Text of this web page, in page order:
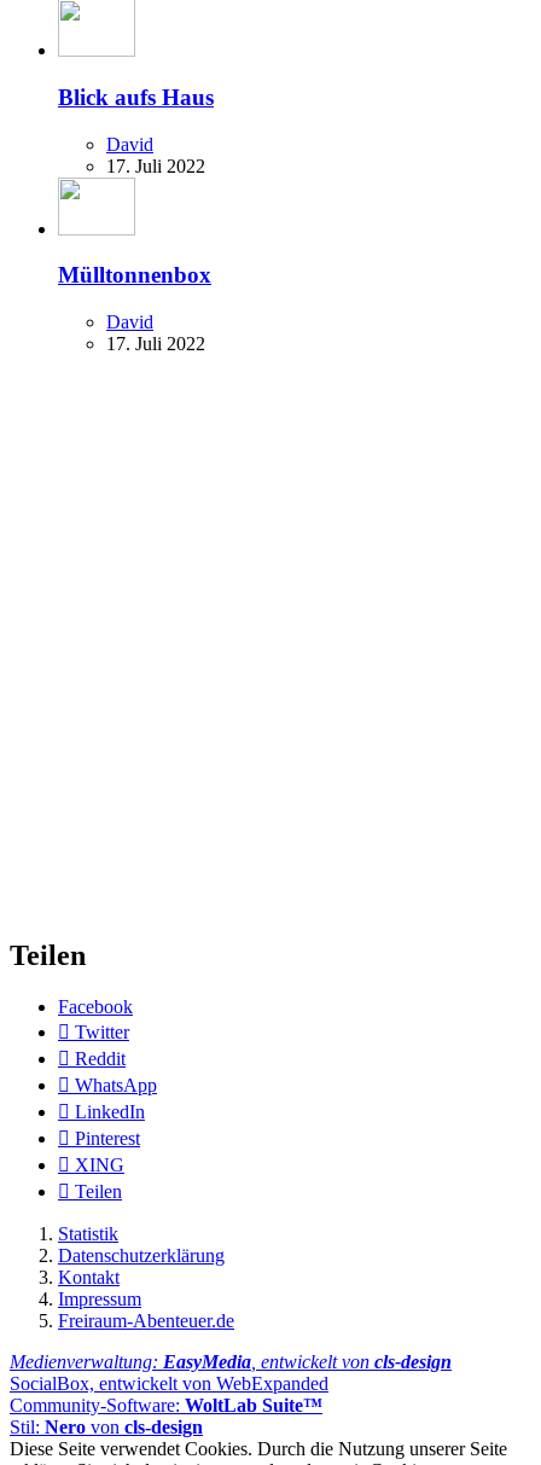
Blick aufs Haus
David
17. Juli 2022
Mülltonnenbox
David
17. Juli 2022
Teilen
Facebook
Twitter
Reddit
WhatsApp
LinkedIn
Pinterest
XING
Teilen
Statistik
Datenschutzerklärung
Kontakt
Impressum
Freiraum-Abenteuer.de
Medienverwaltung: EasyMedia , entwickelt von cls-design
SocialBox, entwickelt von WebExpanded
Community-Software: WoltLab Suite™
Stil: Nero von cls-design
Diese Seite verwendet Cookies. Durch die Nutzung unserer Seite